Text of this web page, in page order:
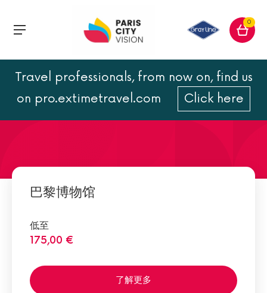
0
Travel professionals, from now on, find us
on pro.extimetravel.com
Click here
巴黎格雷万蜡像馆
巴黎博物馆
低至
175,00 €
了解更多